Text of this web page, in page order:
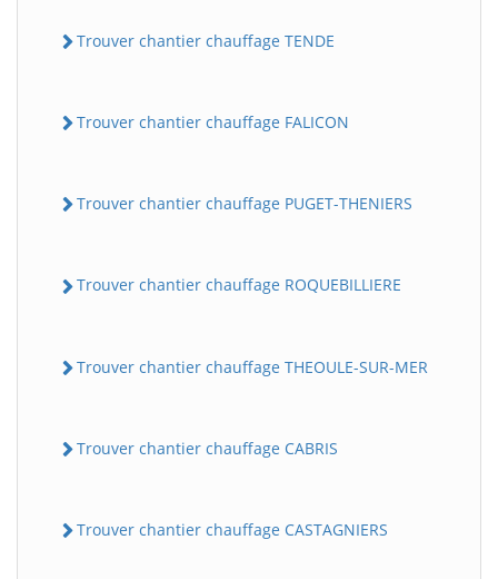
Trouver chantier chauffage TENDE
Trouver chantier chauffage FALICON
Trouver chantier chauffage PUGET-THENIERS
Trouver chantier chauffage ROQUEBILLIERE
Trouver chantier chauffage THEOULE-SUR-MER
Trouver chantier chauffage CABRIS
Trouver chantier chauffage CASTAGNIERS